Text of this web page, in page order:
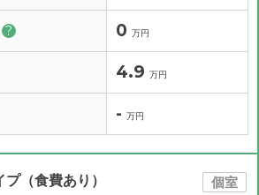
? 0 万円
4.9 万円
- 万円
（食費あり） 個室